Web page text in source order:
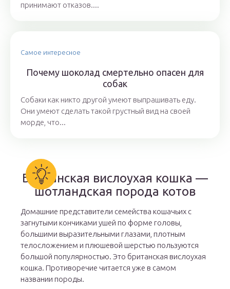
принимают отказов....
Самое интересное
Почему шоколад смертельно опасен для
собак
Собаки как никто другой умеют выпрашивать еду.
Они умеют сделать такой грустный вид на своей
морде, что...
Британская вислоухая кошка —
шотландская порода котов
Домашние представители семейства кошачьих с
загнутыми кончиками ушей по форме головы,
большими выразительными глазами, плотным
телосложением и плюшевой шерстью пользуются
большой популярностью. Это британская вислоухая
кошка. Противоречие читается уже в самом
названии породы.